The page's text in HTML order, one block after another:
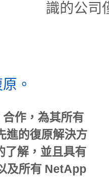
識的公司
。
作，為其所有
進的復原解決方
解，並且具有
及所有 NetApp